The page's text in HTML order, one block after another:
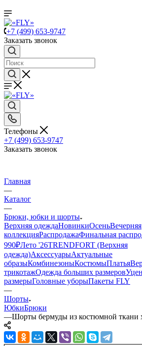
+7 (499) 653-9747
Заказать звонок
Телефоны
+7 (499) 653-9747
Заказать звонок
Главная
—
Каталог
—
Брюки, юбки и шорты
Верхняя одеждаНовинкиОсеньВечерняя
коллекцияРаспродажаФинальная
990₽Лето '26TRENDFORT (Верхняя
одежда)АксессуарыАктуальные
образыКомбинезоныКостюмыПлатья
трикотажОдежда больших размеров
размерыГоловные уборыПакеты FLY
—
Шорты
ЮбкиБрюки
—Шорты бермуды из костюмной ткани